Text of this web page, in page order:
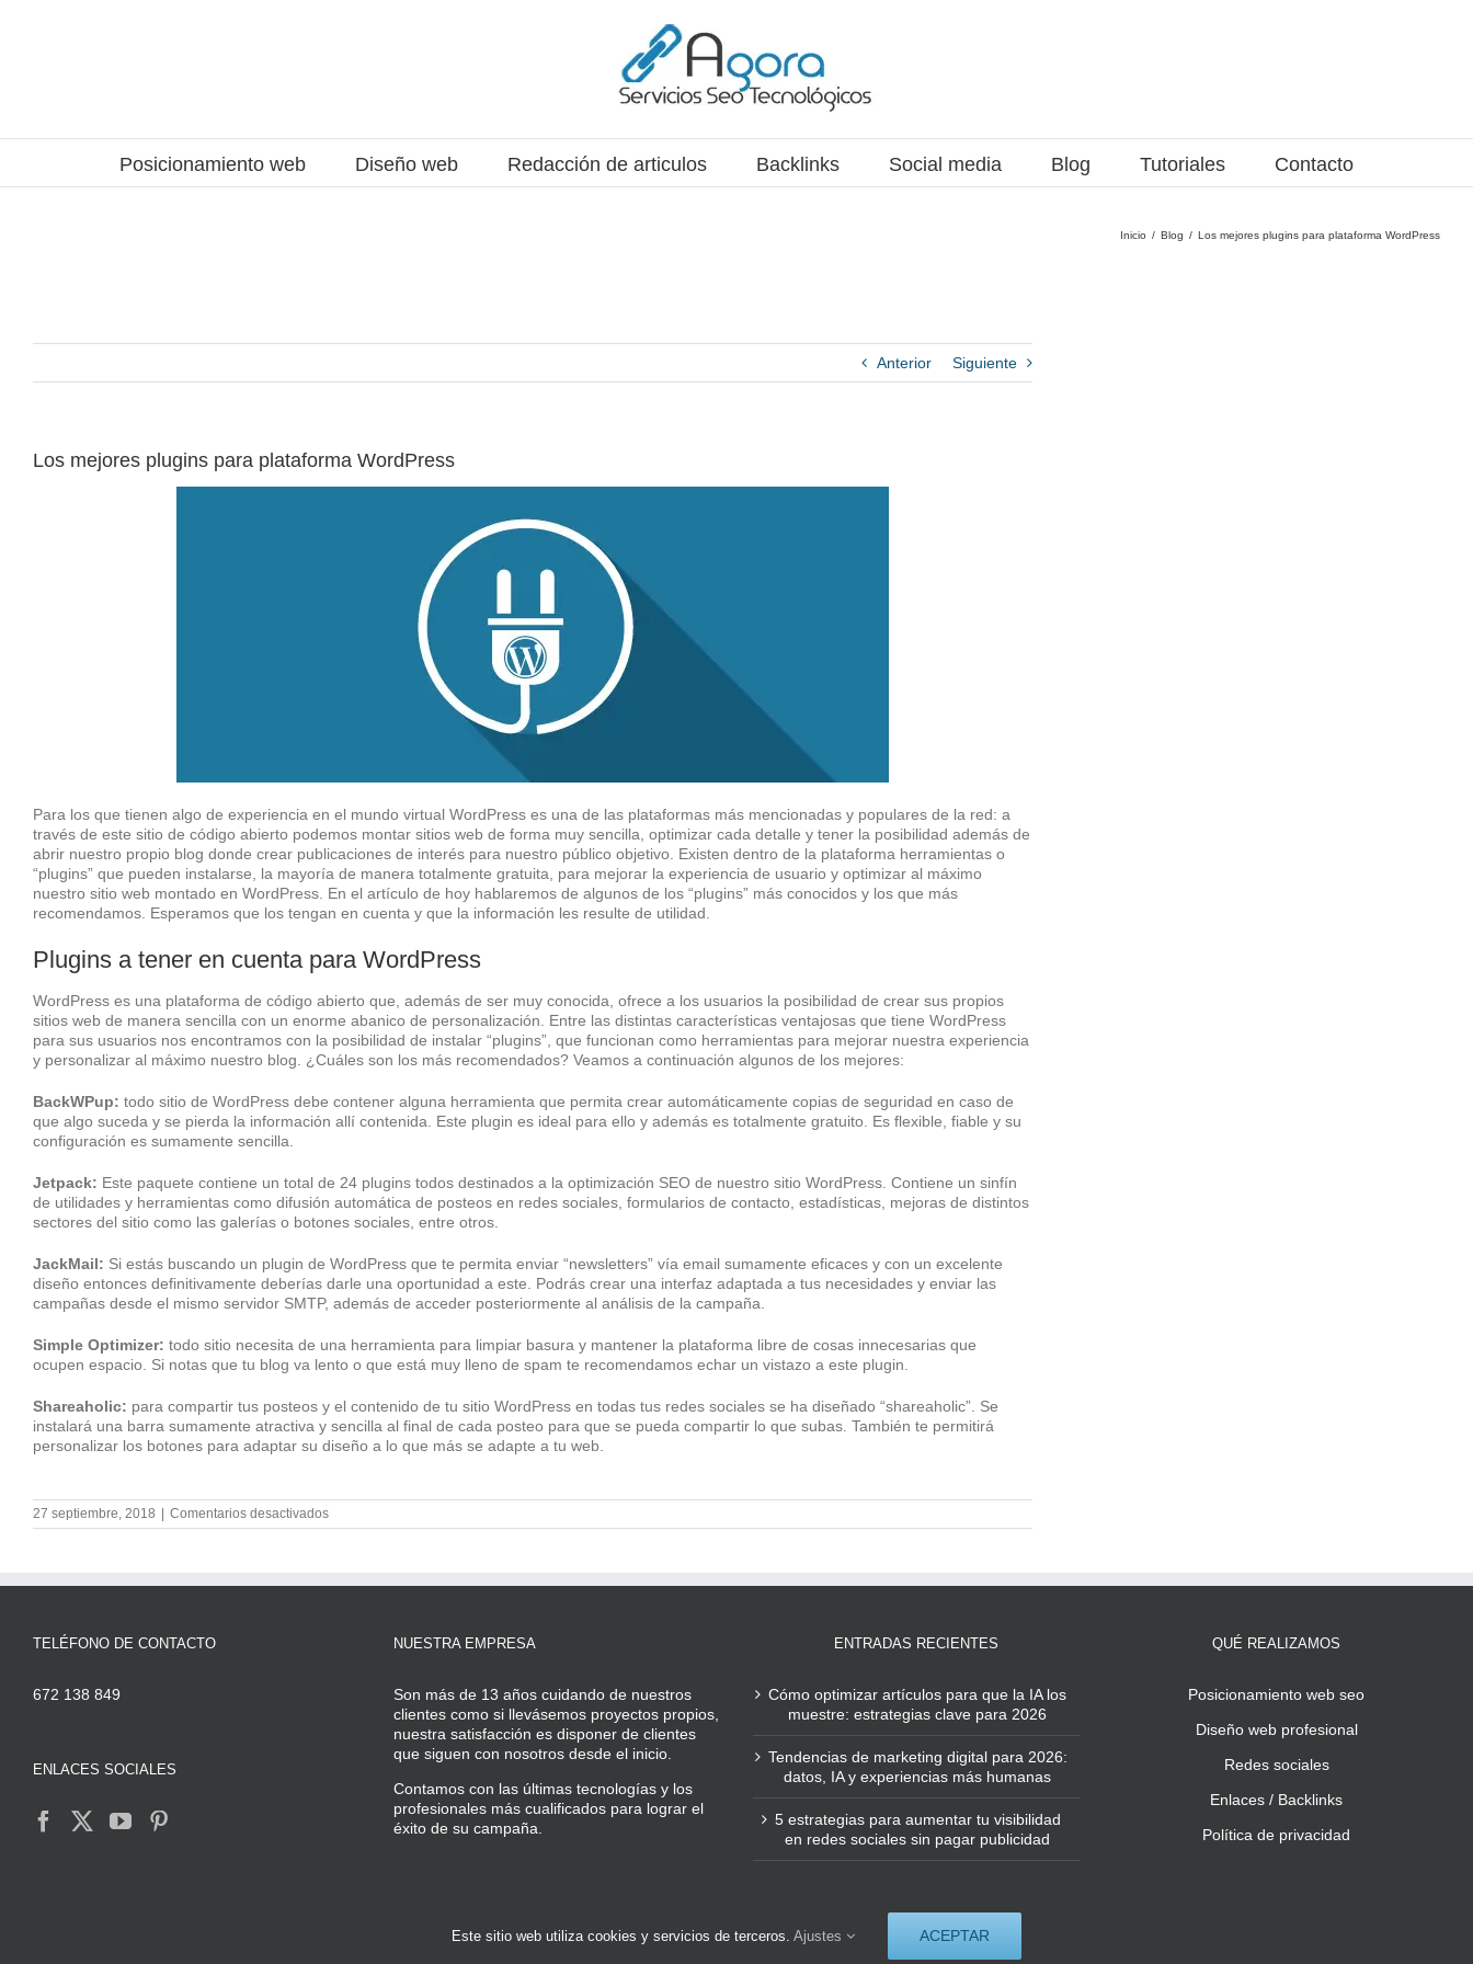
Posicionamiento web Diseño web Redacción de articulos Backlinks Social media Blog Tutoriales Contacto
Inicio Blog Los mejores plugins para plataforma WordPress
Anterior Siguiente
Los mejores plugins para plataforma WordPress
Para los que tienen algo de experiencia en el mundo virtual WordPress es una de las plataformas más mencionadas y populares de la red: a
través de este sitio de código abierto podemos montar sitios web de forma muy sencilla, optimizar cada detalle y tener la posibilidad además de
abrir nuestro propio blog donde crear publicaciones de interés para nuestro público objetivo. Existen dentro de la plataforma herramientas o
“plugins” que pueden instalarse, la mayoría de manera totalmente gratuita, para mejorar la experiencia de usuario y optimizar al máximo
nuestro sitio web montado en WordPress. En el artículo de hoy hablaremos de algunos de los “plugins” más conocidos y los que más
recomendamos. Esperamos que los tengan en cuenta y que la información les resulte de utilidad.
Plugins a tener en cuenta para WordPress
WordPress es una plataforma de código abierto que, además de ser muy conocida, ofrece a los usuarios la posibilidad de crear sus propios
sitios web de manera sencilla con un enorme abanico de personalización. Entre las distintas características ventajosas que tiene WordPress
para sus usuarios nos encontramos con la posibilidad de instalar “plugins”, que funcionan como herramientas para mejorar nuestra experiencia
y personalizar al máximo nuestro blog. ¿Cuáles son los más recomendados? Veamos a continuación algunos de los mejores:
BackWPup: todo sitio de WordPress debe contener alguna herramienta que permita crear automáticamente copias de seguridad en caso de
que algo suceda y se pierda la información allí contenida. Este plugin es ideal para ello y además es totalmente gratuito. Es flexible, fiable y su
configuración es sumamente sencilla.
Jetpack: Este paquete contiene un total de 24 plugins todos destinados a la optimización SEO de nuestro sitio WordPress. Contiene un sinfín
de utilidades y herramientas como difusión automática de posteos en redes sociales, formularios de contacto, estadísticas, mejoras de distintos
sectores del sitio como las galerías o botones sociales, entre otros.
JackMail: Si estás buscando un plugin de WordPress que te permita enviar “newsletters” vía email sumamente eficaces y con un excelente
diseño entonces definitivamente deberías darle una oportunidad a este. Podrás crear una interfaz adaptada a tus necesidades y enviar las
campañas desde el mismo servidor SMTP, además de acceder posteriormente al análisis de la campaña.
Simple Optimizer: todo sitio necesita de una herramienta para limpiar basura y mantener la plataforma libre de cosas innecesarias que
ocupen espacio. Si notas que tu blog va lento o que está muy lleno de spam te recomendamos echar un vistazo a este plugin.
Shareaholic: para compartir tus posteos y el contenido de tu sitio WordPress en todas tus redes sociales se ha diseñado “shareaholic”. Se
instalará una barra sumamente atractiva y sencilla al final de cada posteo para que se pueda compartir lo que subas. También te permitirá
personalizar los botones para adaptar su diseño a lo que más se adapte a tu web.
27 septiembre, 2018 | Comentarios desactivadosen
Los
TELÉFONO DE CONTACTO
672 138 849
ENLACES SOCIALES
NUESTRA EMPRESA
Son más de 13 años cuidando de nuestros
clientes como si llevásemos proyectos propios,
nuestra satisfacción es disponer de clientes
que siguen con nosotros desde el inicio.
Contamos con las últimas tecnologías y los
profesionales más cualificados para lograr el
éxito de su campaña.
ENTRADAS RECIENTES
Cómo optimizar artículos para que la IA los
muestre: estrategias clave para 2026
Tendencias de marketing digital para 2026:
datos, IA y experiencias más humanas
5 estrategias para aumentar tu visibilidad
en redes sociales sin pagar publicidad
QUÉ REALIZAMOS
Posicionamiento web seo
Diseño web profesional
Redes sociales
Enlaces / Backlinks
Política de privacidad
© 2023 Todos los derechos reservados.
Diseñado por
Posicionamiento web
Este sitio web utiliza cookies y servicios de terceros. Ajustes ACEPTAR